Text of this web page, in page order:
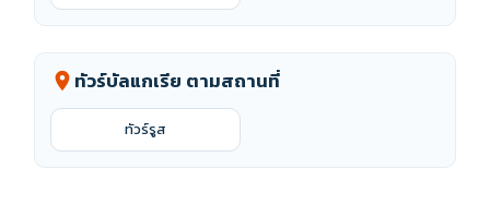
location_on ทัวร์บัลแกเรีย ตามสถานที่
ทัวร์รูส